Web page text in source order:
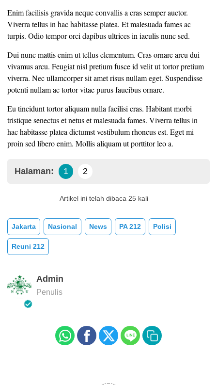
Enim facilisis gravida neque convallis a cras semper auctor.
Viverra tellus in hac habitasse platea. Et malesuada fames ac
turpis. Odio tempor orci dapibus ultrices in iaculis nunc sed.
Dui nunc mattis enim ut tellus elementum. Cras ornare arcu dui
vivamus arcu. Feugiat nisl pretium fusce id velit ut tortor pretium
viverra. Nec ullamcorper sit amet risus nullam eget. Suspendisse
potenti nullam ac tortor vitae purus faucibus ornare.
Eu tincidunt tortor aliquam nulla facilisi cras. Habitant morbi
tristique senectus et netus et malesuada fames. Viverra tellus in
hac habitasse platea dictumst vestibulum rhoncus est. Eget mi
proin sed libero enim. Mollis aliquam ut porttitor leo a.
Halaman: 1 2
Artikel ini telah dibaca 25 kali
Jakarta Nasional News PA 212 Polisi
Reuni 212
Admin
Penulis